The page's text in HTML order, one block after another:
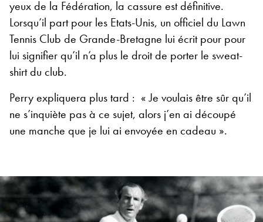
yeux de la Fédération, la cassure est définitive.
Lorsqu’il part pour les Etats-Unis, un officiel du Lawn
Tennis Club de Grande-Bretagne lui écrit pour pour
lui signifier qu’il n’a plus le droit de porter le sweat-
shirt du club.
Perry expliquera plus tard : « Je voulais être sûr qu’il
ne s’inquiète pas à ce sujet, alors j’en ai découpé
une manche que je lui ai envoyée en cadeau ».